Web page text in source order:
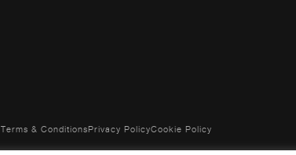
Terms & ConditionsPrivacy PolicyCookie Policy